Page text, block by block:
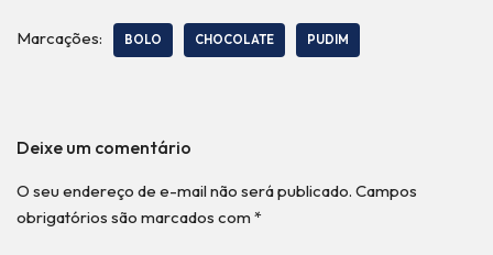
Marcações: BOLO CHOCOLATE PUDIM
Deixe um comentário
O seu endereço de e-mail não será publicado. Campos
obrigatórios são marcados com *